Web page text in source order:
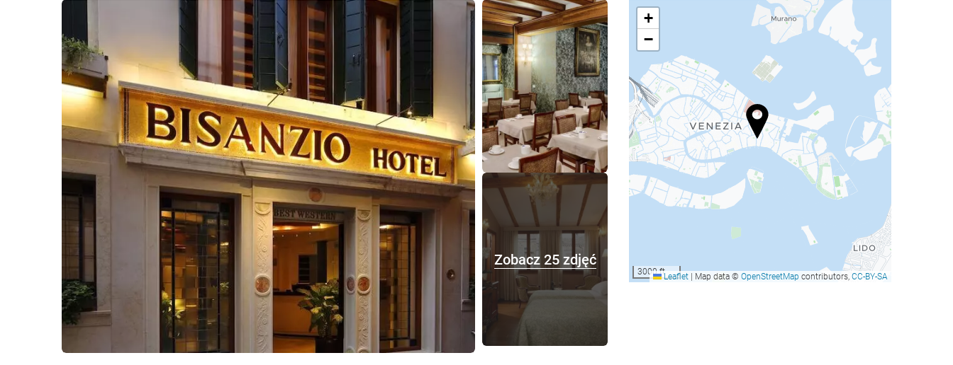
Zobacz 25 zdjęć
Zobacz 25 zdjęć
+
−
3000 ftLeaflet Map data © OpenStreetMap contributors, CC-BY-SA